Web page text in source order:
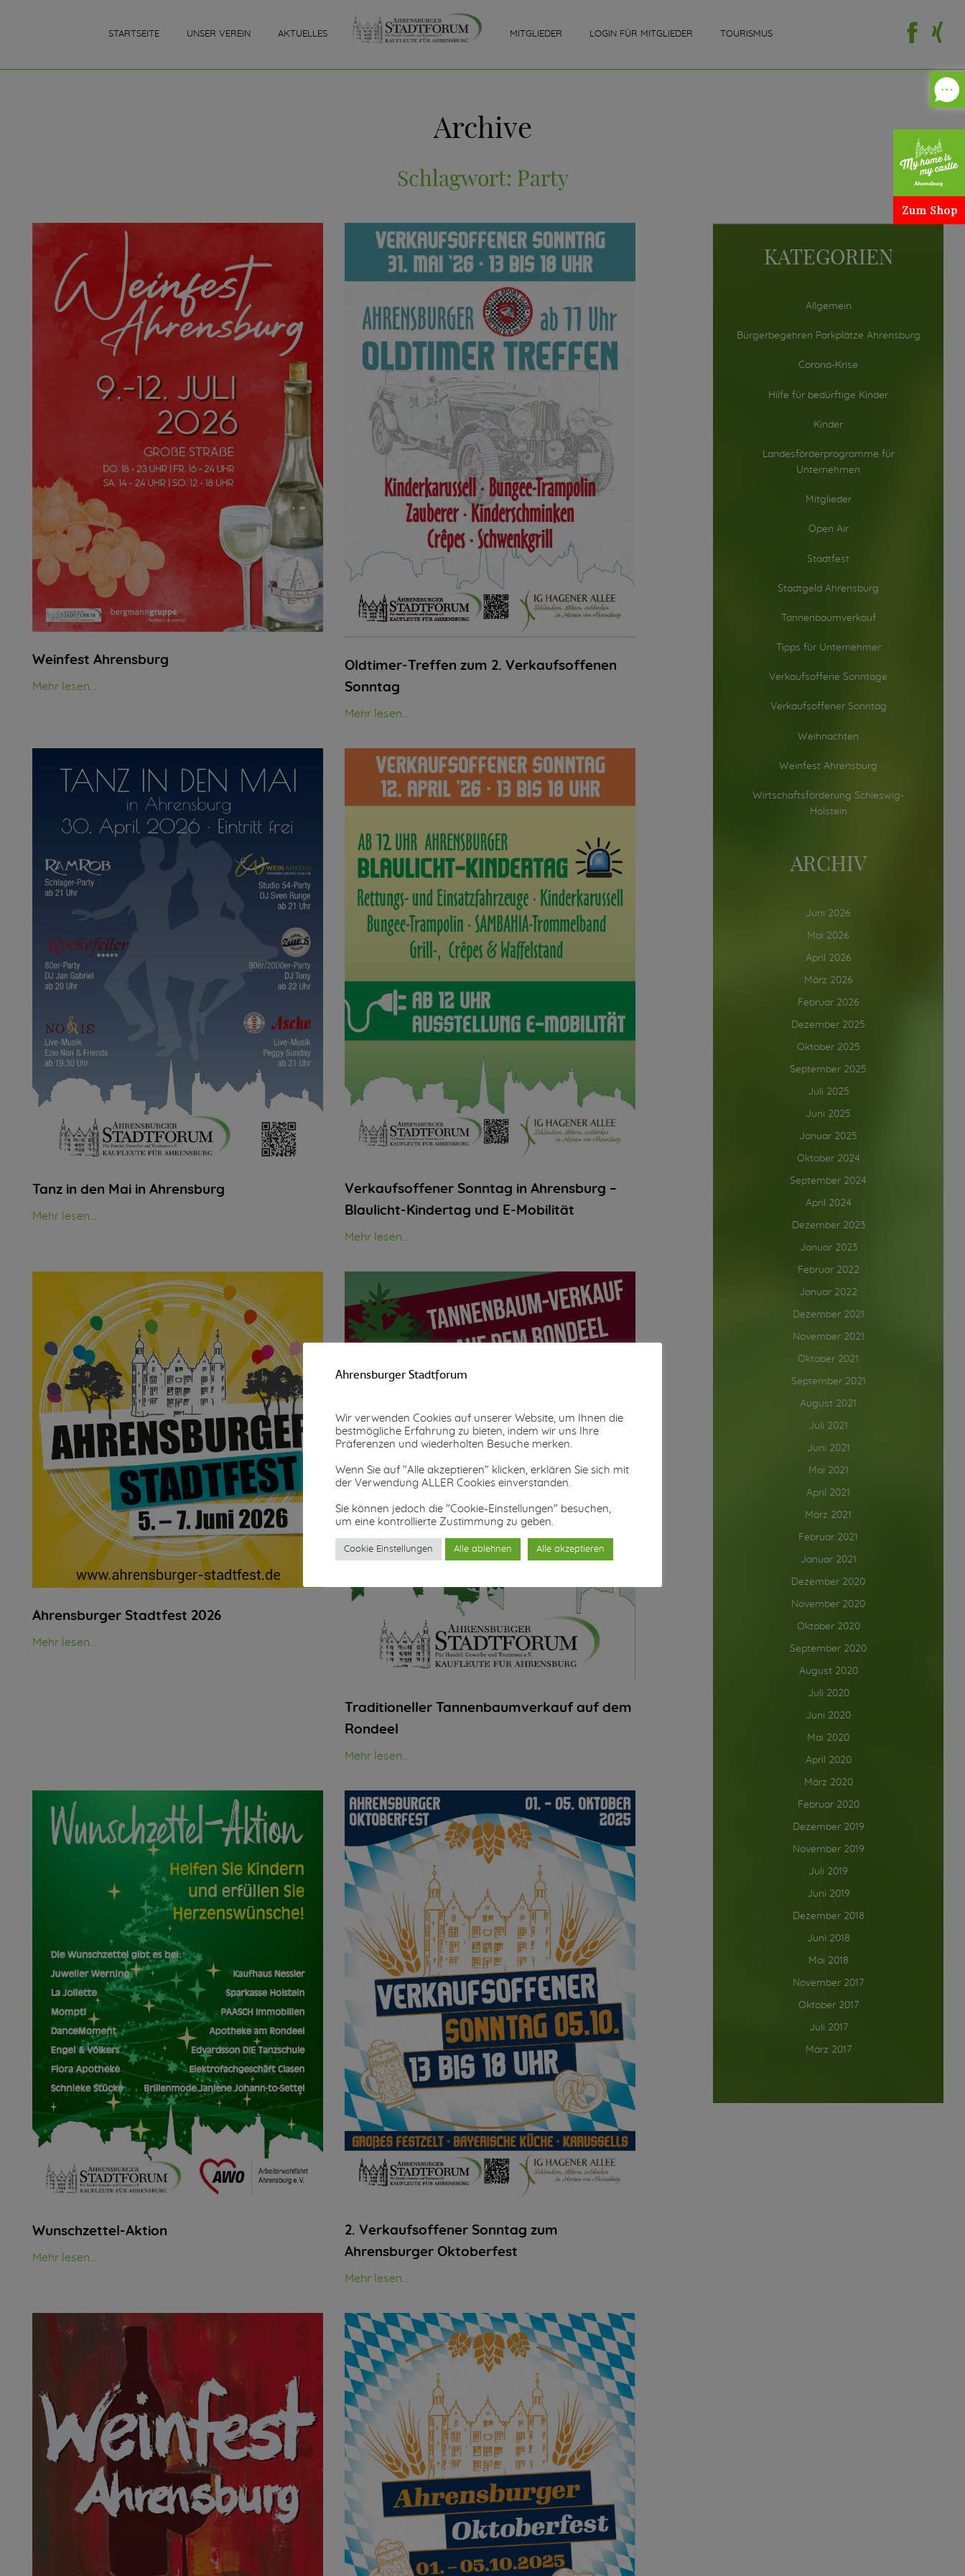
STARTSEITE UNSER VEREIN AKTUELLES MITGLIEDER LOGIN FÜR MITGLIEDER TOURISMUS
Archive
Schlagwort: Party
Weinfest Ahrensburg
Mehr lesen...
Oldtimer-Treffen zum 2. Verkaufsoffenen
Sonntag
Mehr lesen...
Tanz in den Mai in Ahrensburg
Mehr lesen...
Verkaufsoffener Sonntag in Ahrensburg –
Blaulicht-Kindertag und E-Mobilität
Mehr lesen...
Ahrensburger Stadtfest 2026
Mehr lesen...
Traditioneller Tannenbaumverkauf auf dem
Rondeel
Mehr lesen...
Wunschzettel-Aktion
Mehr lesen...
2. Verkaufsoffener Sonntag zum
Ahrensburger Oktoberfest
Mehr lesen...
KATEGORIEN
Allgemein
Bürgerbegehren Parkplätze Ahrensburg
Corona-Krise
Hilfe für bedürftige Kinder
Kinder
Landesförderprogramme für
Unternehmen
Mitglieder
Open Air
Stadtfest
Stadtgeld Ahrensburg
Tannenbaumverkauf
Tipps für Unternehmer
Verkaufsoffene Sonntage
Verkaufsoffener Sonntag
Weihnachten
Weinfest Ahrensburg
Wirtschaftsförderung Schleswig-
Holstein
ARCHIV
Juni 2026
Mai 2026
April 2026
März 2026
Februar 2026
Dezember 2025
Oktober 2025
September 2025
Juli 2025
Juni 2025
Januar 2025
Oktober 2024
September 2024
April 2024
Dezember 2023
Januar 2023
Februar 2022
Januar 2022
Dezember 2021
November 2021
Oktober 2021
September 2021
August 2021
Juli 2021
Juni 2021
Mai 2021
April 2021
März 2021
Februar 2021
Januar 2021
Dezember 2020
November 2020
Oktober 2020
September 2020
August 2020
Juli 2020
Juni 2020
Mai 2020
April 2020
März 2020
Februar 2020
Dezember 2019
November 2019
Juli 2019
Juni 2019
Dezember 2018
Juni 2018
Mai 2018
November 2017
Oktober 2017
Juli 2017
März 2017
Ahrensburger Stadtforum
Wir verwenden Cookies auf unserer Website, um Ihnen die
bestmögliche Erfahrung zu bieten, indem wir uns Ihre
Präferenzen und wiederholten Besuche merken.
Wenn Sie auf "Alle akzeptieren" klicken, erklären Sie sich mit
der Verwendung ALLER Cookies einverstanden.
Sie können jedoch die "Cookie-Einstellungen" besuchen,
um eine kontrollierte Zustimmung zu geben.
Cookie Einstellungen Alle ablehnen Alle akzeptieren